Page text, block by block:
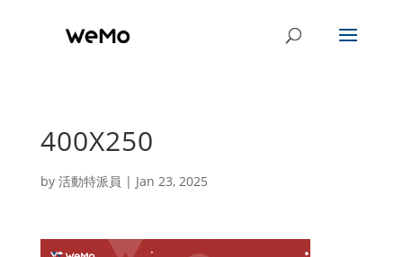
400X250
by 活動特派員 | Jan 23, 2025